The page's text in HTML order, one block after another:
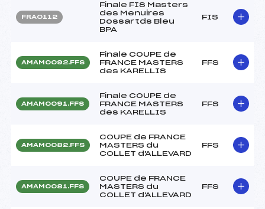
FRA0112
Finale FIS Masters
des Menuires
Dossartds Bleu
BPA
FIS
AMAM0092.FFS
Finale COUPE de
FRANCE MASTERS
des KARELLIS
FFS
AMAM0091.FFS
Finale COUPE de
FRANCE MASTERS
des KARELLIS
FFS
AMAM0082.FFS
COUPE de FRANCE
MASTERS du
COLLET d'ALLEVARD
FFS
AMAM0081.FFS
COUPE de FRANCE
MASTERS du
COLLET d'ALLEVARD
FFS